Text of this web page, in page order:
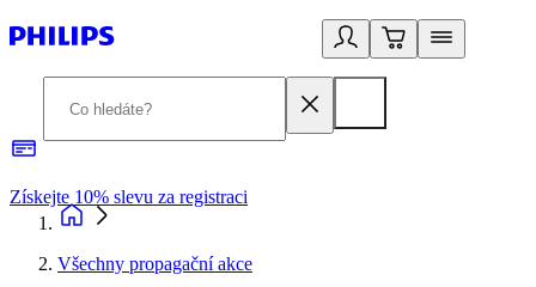
Získejte 10% slevu za registraci
Všechny propagační akce